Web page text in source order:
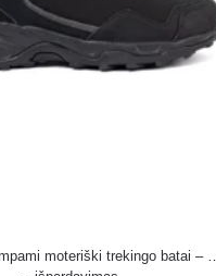
moteriški trekingo batai – 41